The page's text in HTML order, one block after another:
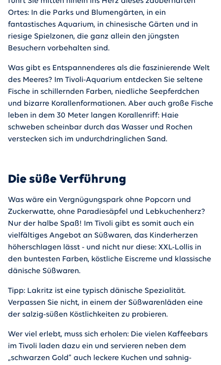
Ortes: In die Parks und Blumengärten, in ein
fantastisches Aquarium, in chinesische Gärten und in
riesige Spielzonen, die ganz allein den jüngsten
Besuchern vorbehalten sind.
Was gibt es Entspannenderes als die faszinierende Welt
des Meeres? Im Tivoli-Aquarium entdecken Sie seltene
Fische in schillernden Farben, niedliche Seepferdchen
und bizarre Korallenformationen. Aber auch große Fische
leben in dem 30 Meter langen Korallenriff: Haie
schweben scheinbar durch das Wasser und Rochen
verstecken sich im undurchdringlichen Sand.
Die süße Verführung
Was wäre ein Vergnügungspark ohne Popcorn und
Zuckerwatte, ohne Paradiesäpfel und Lebkuchenherz?
Nur der halbe Spaß! Im Tivoli gibt es somit auch ein
vielfältiges Angebot an Süßwaren, das Kinderherzen
höherschlagen lässt - und nicht nur diese: XXL-Lollis in
den buntesten Farben, köstliche Eiscreme und klassische
dänische Süßwaren.
Tipp: Lakritz ist eine typisch dänische Spezialität.
Verpassen Sie nicht, in einem der Süßwarenläden eine
der salzig-süßen Köstlichkeiten zu probieren.
Wer viel erlebt, muss sich erholen: Die vielen Kaffeebars
im Tivoli laden dazu ein und servieren neben dem
„schwarzen Gold” auch leckere Kuchen und sahnig-